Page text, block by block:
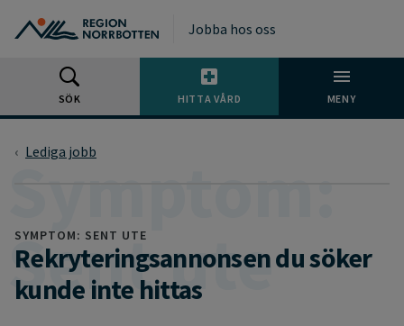
Jobba hos oss
SÖK HITTA VÅRD MENY
Lediga jobb
SYMPTOM: SENT UTE
Rekryteringsannonsen du söker
kunde inte hittas